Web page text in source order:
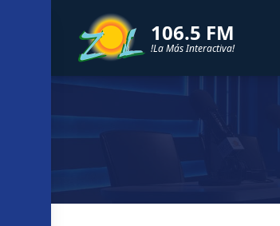
106.5 FM
!La Más Interactiva!